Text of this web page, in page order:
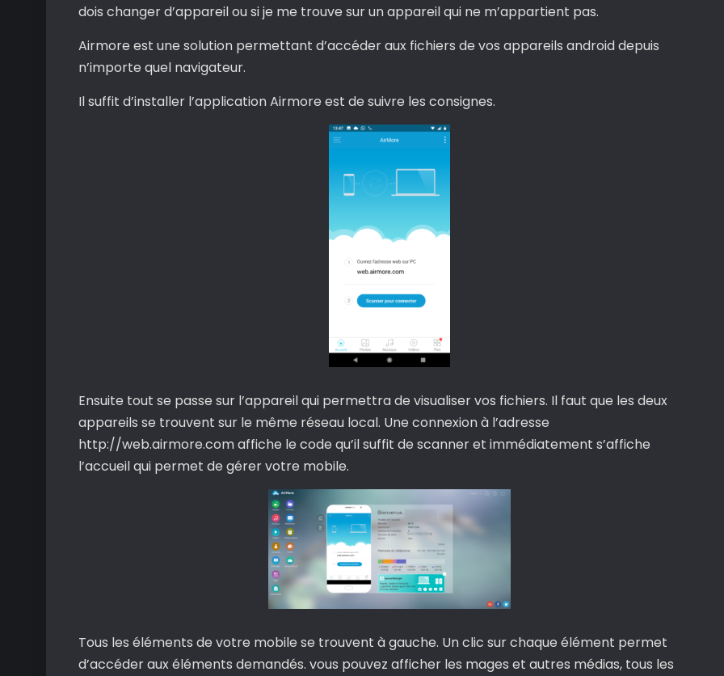
dois changer d’appareil ou si je me trouve sur un appareil qui ne m’appartient pas.
Airmore est une solution permettant d’accéder aux fichiers de vos appareils android depuis
n’importe quel navigateur.
Il suffit d’installer l’application Airmore est de suivre les consignes.
Ensuite tout se passe sur l’appareil qui permettra de visualiser vos fichiers. Il faut que les deux
appareils se trouvent sur le même réseau local. Une connexion à l’adresse
http://web.airmore.com affiche le code qu’il suffit de scanner et immédiatement s’affiche
l’accueil qui permet de gérer votre mobile.
Tous les éléments de votre mobile se trouvent à gauche. Un clic sur chaque élément permet
d’accéder aux éléments demandés. vous pouvez afficher les mages et autres médias, tous les